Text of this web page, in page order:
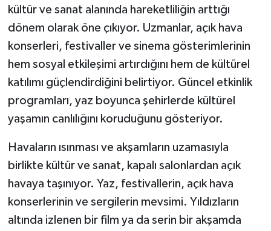
kültür ve sanat alanında hareketliliğin arttığı
dönem olarak öne çıkıyor. Uzmanlar, açık hava
konserleri, festivaller ve sinema gösterimlerinin
hem sosyal etkileşimi artırdığını hem de kültürel
katılımı güçlendirdiğini belirtiyor. Güncel etkinlik
programları, yaz boyunca şehirlerde kültürel
yaşamın canlılığını koruduğunu gösteriyor.
Havaların ısınması ve akşamların uzamasıyla
birlikte kültür ve sanat, kapalı salonlardan açık
havaya taşınıyor. Yaz, festivallerin, açık hava
konserlerinin ve sergilerin mevsimi. Yıldızların
altında izlenen bir film ya da serin bir akşamda